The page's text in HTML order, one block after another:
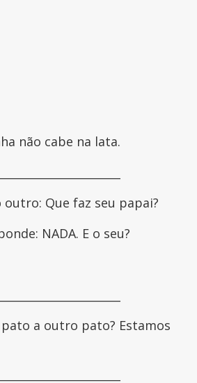
não cabe na lata.
Que faz seu papai?
NADA. E o seu?
a outro pato? Estamos